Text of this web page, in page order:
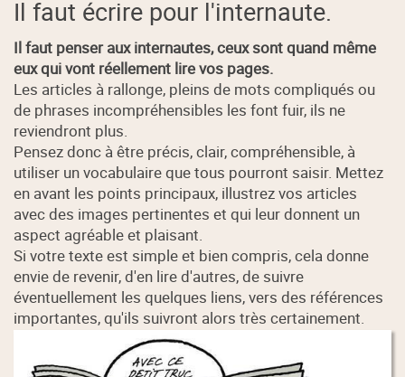
Il faut écrire pour l'internaute.
Il faut penser aux internautes, ceux sont quand même
eux qui vont réellement lire vos pages.
Les articles à rallonge, pleins de mots compliqués ou
de phrases incompréhensibles les font fuir, ils ne
reviendront plus.
Pensez donc à être précis, clair, compréhensible, à
utiliser un vocabulaire que tous pourront saisir. Mettez
en avant les points principaux, illustrez vos articles
avec des images pertinentes et qui leur donnent un
aspect agréable et plaisant.
Si votre texte est simple et bien compris, cela donne
envie de revenir, d'en lire d'autres, de suivre
éventuellement les quelques liens, vers des références
importantes, qu'ils suivront alors très certainement.